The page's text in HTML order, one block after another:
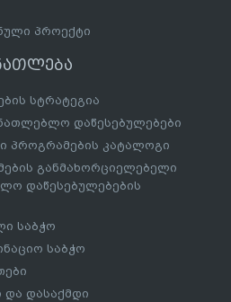
პროექტი
სტრატეგია
დაწესებულებები
პროგრამების კატალოგი
განმახორციელებელი
დაწესებულებების
საბჭო
საბჭო
დასაქმდი